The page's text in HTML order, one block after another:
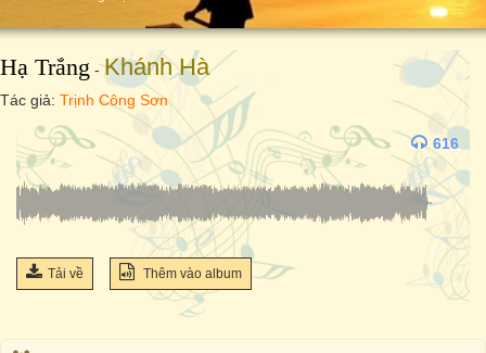
Hạ Trắng -Khánh Hà
Tác giả: Trịnh Công Sơn
616
Tải về Thêm vào album